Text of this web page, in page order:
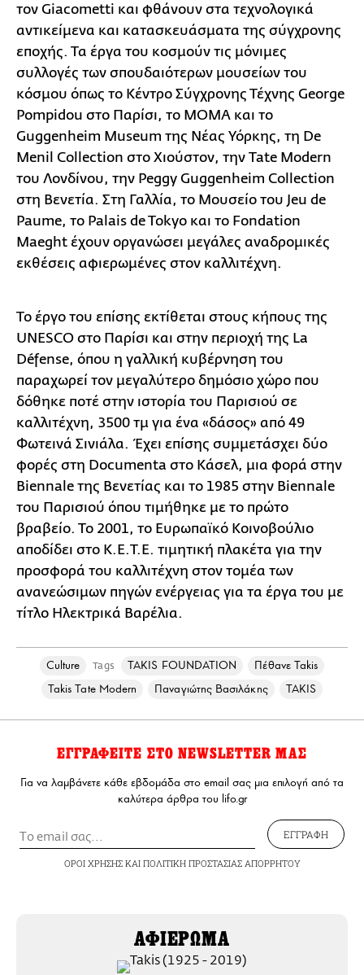
τον Giacometti και φθάνουν στα τεχνολογικά
αντικείμενα και κατασκευάσματα της σύγχρονης
εποχής. Τα έργα του κοσμούν τις μόνιμες
συλλογές των σπουδαιότερων μουσείων του
κόσμου όπως το Κέντρο Σύγχρονης Τέχνης George
Pompidou στο Παρίσι, το ΜΟΜΑ και το
Guggenheim Museum της Νέας Υόρκης, τη De
Menil Collection στο Χιούστον, την Tate Modern
του Λονδίνου, την Peggy Guggenheim Collection
στη Βενετία. Στη Γαλλία, το Μουσείο του Jeu de
Paume, το Palais de Tokyo και το Fondation
Maeght έχουν οργανώσει μεγάλες αναδρομικές
εκθέσεις αφιερωμένες στον καλλιτέχνη.
Το έργο του επίσης εκτίθεται στους κήπους της
UNESCO στο Παρίσι και στην περιοχή της La
Défense, όπου η γαλλική κυβέρνηση του
παραχωρεί τον μεγαλύτερο δημόσιο χώρο που
δόθηκε ποτέ στην ιστορία του Παρισιού σε
καλλιτέχνη, 3500 τμ για ένα «δάσος» από 49
Φωτεινά Σινιάλα. Έχει επίσης συμμετάσχει δύο
φορές στη Documenta στο Κάσελ, μια φορά στην
Biennale της Βενετίας και το 1985 στην Biennale
του Παρισιού όπου τιμήθηκε με το πρώτο
βραβείο. Το 2001, το Ευρωπαϊκό Κοινοβούλιο
αποδίδει στο Κ.Ε.Τ.Ε. τιμητική πλακέτα για την
προσφορά του καλλιτέχνη στον τομέα των
ανανεώσιμων πηγών ενέργειας για τα έργα του με
τίτλο Ηλεκτρικά Βαρέλια.
Culture Tags TAKIS FOUNDATION
Πέθανε Takis
Takis Tate Modern
Παναγιώτης Βασιλάκης TAKIS
ΕΓΓΡΑΦΕΙΤΕ ΣΤΟ NEWSLETTER ΜΑΣ
Για να λαμβάνετε κάθε εβδομάδα στο email σας μια επιλογή από τα
καλύτερα άρθρα του lifo.gr
ΕΓΓΡΑΦΗ
ΟΡΟΙ ΧΡΗΣΗΣΚΑΙ ΠΟΛΙΤΙΚΗ ΠΡΟΣΤΑΣΙΑΣ ΑΠΟΡΡΗΤΟΥ
ΑΦΙΕΡΩΜΑ